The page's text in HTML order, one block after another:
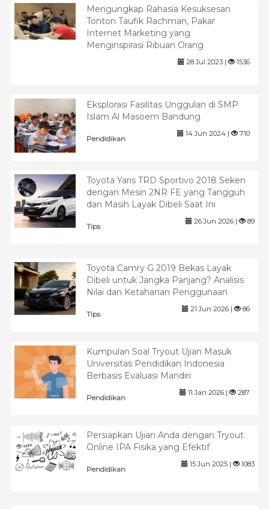
Mengungkap Rahasia Kesuksesan
Tonton Taufik Rachman, Pakar
Internet Marketing yang
Menginspirasi Ribuan Orang
28 Jul 2023 | 1536
Eksplorasi Fasilitas Unggulan di SMP
Islam Al Masoem Bandung
Pendidikan
14 Jun 2024 | 710
Toyota Yaris TRD Sportivo 2018 Seken
dengan Mesin 2NR FE yang Tangguh
dan Masih Layak Dibeli Saat Ini
Tips
26 Jun 2026 | 89
Toyota Camry G 2019 Bekas Layak
Dibeli untuk Jangka Panjang? Analisis
Nilai dan Ketahanan Penggunaan
Tips
21 Jun 2026 | 86
Kumpulan Soal Tryout Ujian Masuk
Universitas Pendidikan Indonesia
Berbasis Evaluasi Mandiri
Pendidikan
11 Jan 2026 | 287
Persiapkan Ujian Anda dengan Tryout
Online IPA Fisika yang Efektif
Pendidikan
15 Jun 2025 | 1083